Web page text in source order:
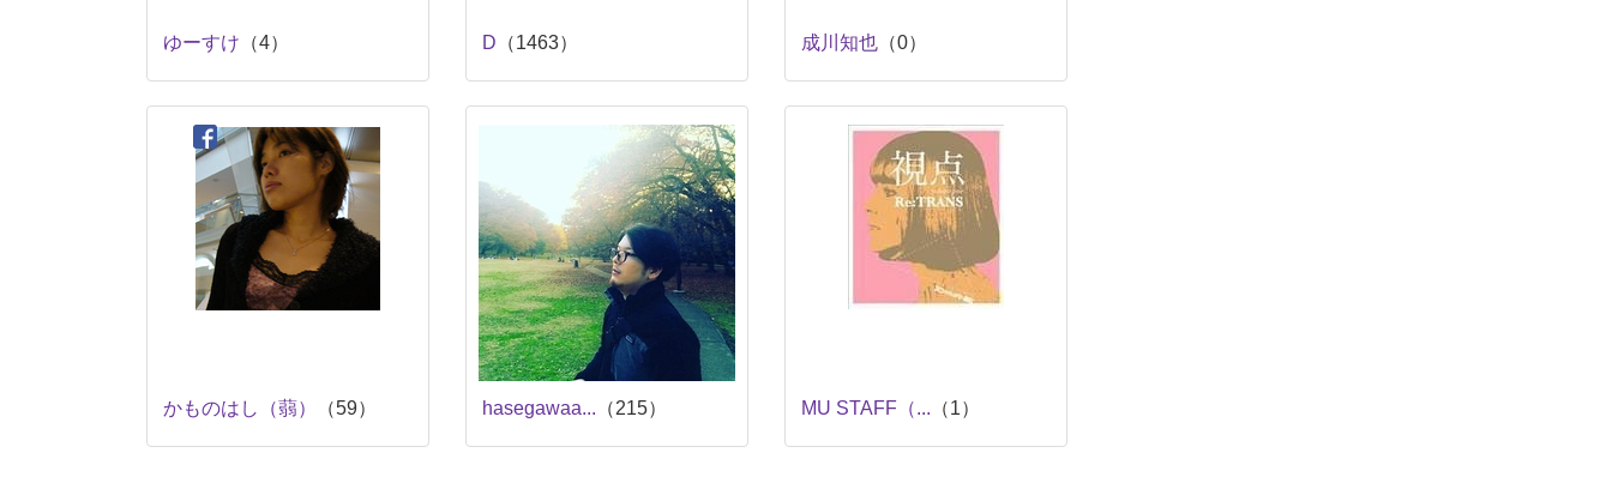
ゆーすけ （4） D （1463） 成川知也（0）
かものはし（蒻） （59） hasegawaa... （215） MU STAFF（... （1）